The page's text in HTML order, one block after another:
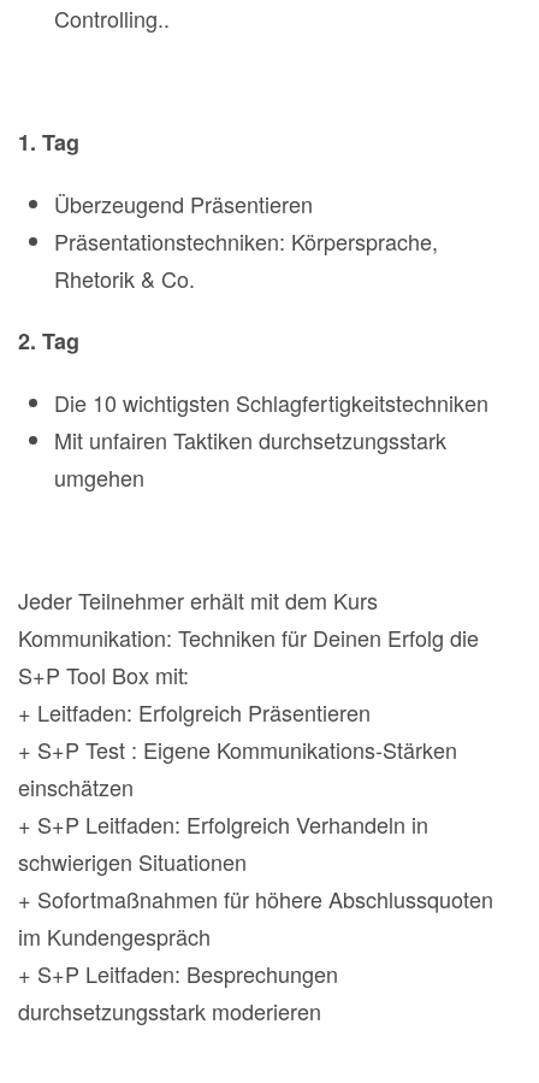
Controlling..
1. Tag
Überzeugend Präsentieren
Präsentationstechniken: Körpersprache,
Rhetorik & Co.
2. Tag
Die 10 wichtigsten Schlagfertigkeitstechniken
Mit unfairen Taktiken durchsetzungsstark
umgehen
Jeder Teilnehmer erhält mit dem Kurs
Kommunikation: Techniken für Deinen Erfolg die
S+P Tool Box mit:
+ Leitfaden: Erfolgreich Präsentieren
+ S+P Test : Eigene Kommunikations-Stärken
einschätzen
+ S+P Leitfaden: Erfolgreich Verhandeln in
schwierigen Situationen
+ Sofortmaßnahmen für höhere Abschlussquoten
im Kundengespräch
+ S+P Leitfaden: Besprechungen
durchsetzungsstark moderieren